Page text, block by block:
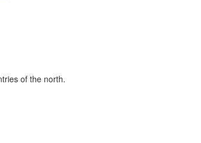
of the north.